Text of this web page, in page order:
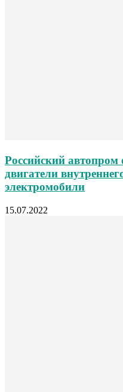
Российский автопром
двигатели
электромобили
15.07.2022